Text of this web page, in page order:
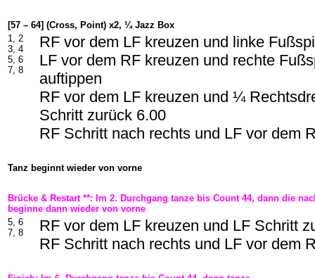
[57 – 64] (Cross, Point) x2, ¼ Jazz Box
1, 2
3, 4
5, 6
7, 8
RF vor dem LF kreuzen und linke
LF vor dem RF kreuzen und rechte
auftippen
RF vor dem LF kreuzen und ¼
Schritt zurück 6.00
RF Schritt nach rechts und LF vor dem
Tanz beginnt wieder von vorne
Brücke & Restart **: Im 2. Durchgang tanze bis Count 44, dann die
beginne dann wieder von vorne
5, 6
7, 8
RF vor dem LF kreuzen und LF Schritt
RF Schritt nach rechts und LF vor dem